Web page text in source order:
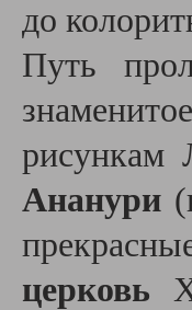
до
Путь
рисункам
Ананури
церковь